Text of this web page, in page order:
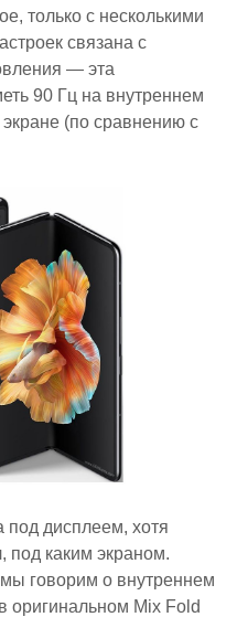
только с несколькими
связана с
— эта
90 Гц на внутреннем
(по сравнению с
под дисплеем, хотя
под каким экраном.
говорим о внутреннем
оригинальном Mix Fold